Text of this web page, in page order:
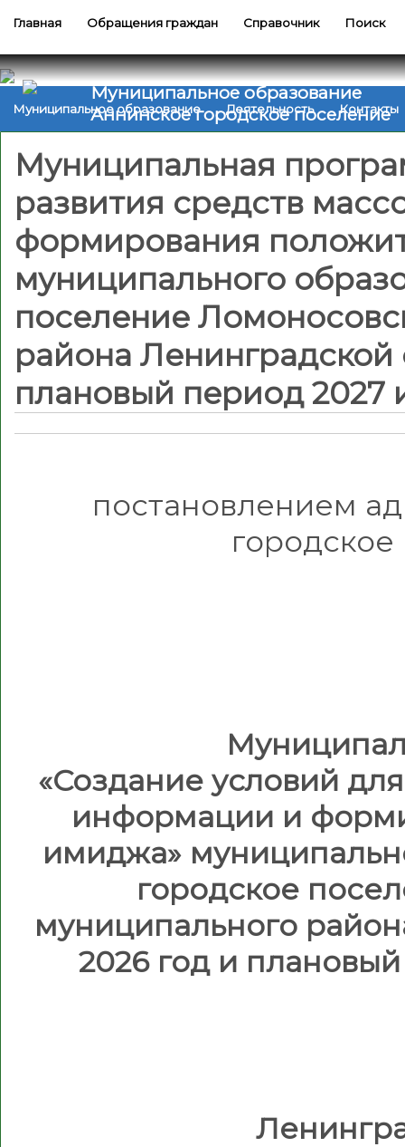
Главная Обращения граждан Справочник Поиск
Муниципальное образование
Аннинское городское поселение
Муниципальное образование Деятельность Контакты
Муниципальная
развития средств
формирования
муниципального
поселение
района Ленинградской
плановый период 2027
постановлением
«Создание условий
информации и
имиджа»
городское
муниципального
2026 год и